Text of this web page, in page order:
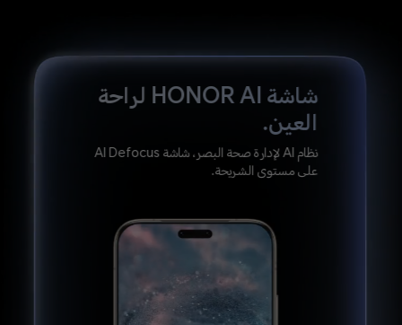
شاشة HONOR AI لراحة
العين.
نظام AI لإدارة صحة البصر، شاشة AI Defocus
على مستوى الشريحة.